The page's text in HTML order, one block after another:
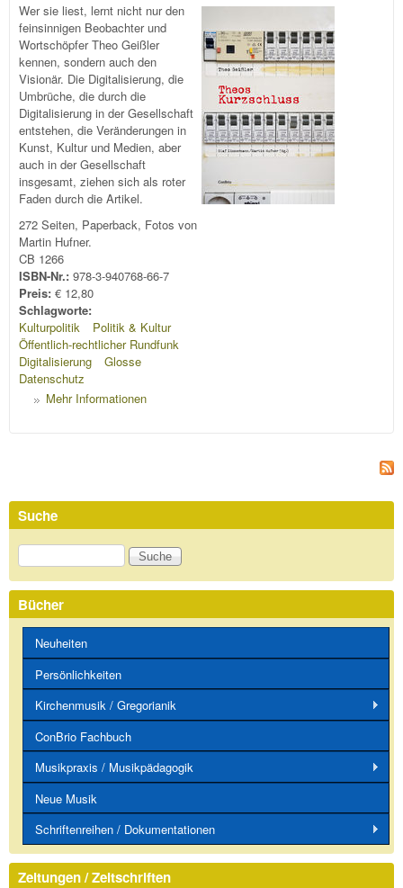
Wer sie liest, lernt nicht nur den
feinsinnigen Beobachter und
Wortschöpfer Theo Geißler
kennen, sondern auch den
Visionär. Die Digitalisierung, die
Umbrüche, die durch die
Digitalisierung in der Gesellschaft
entstehen, die Veränderungen in
Kunst, Kultur und Medien, aber
auch in der Gesellschaft
insgesamt, ziehen sich als roter
Faden durch die Artikel.
272 Seiten, Paperback, Fotos von
Martin Hufner.
CB 1266
ISBN-Nr.: 978-3-940768-66-7
Preis: € 12,80
Schlagworte:
Kulturpolitik
Politik & Kultur
Öffentlich-rechtlicher Rundfunk
Digitalisierung
Glosse
Datenschutz
Mehr Informationen
Suche
Suche
Bücher
Neuheiten
Persönlichkeiten
Kirchenmusik / Gregorianik
ConBrio Fachbuch
Musikpraxis / Musikpädagogik
Neue Musik
Schriftenreihen / Dokumentationen
Zeitungen / Zeitschriften